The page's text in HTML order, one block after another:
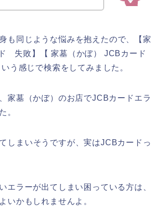
も同じような悩みを抱えたので、【家
失敗】【 家墓（かぼ） JCBカード
う感じで検索をしてみました。
家墓（かぼ）のお店でJCBカードエラ
。
しまいそうですが、実はJCBカードっ
エラーが出てしまい困っている方は、
いかもしれませんよ。